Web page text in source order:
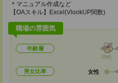
＊マニュアル作成など
【OAスキル】Excel(VlookUP関数)
職場の雰囲気
年齢層
20代
男女比率 女性